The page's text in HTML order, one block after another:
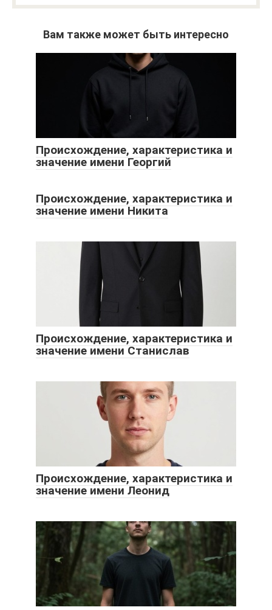
Вам также может быть интересно
Происхождение, характеристика и
значение имени Георгий
Происхождение, характеристика и
значение имени Никита
Происхождение, характеристика и
значение имени Станислав
Происхождение, характеристика и
значение имени Леонид